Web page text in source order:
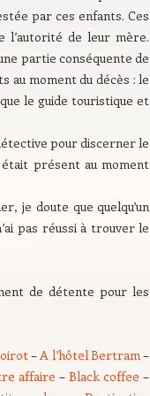
par ces enfants. Ces
de leur mère.
partie conséquente de
au moment du décès : le
le guide touristique et
pour discerner le
était présent au moment
je doute que quelqu’un
pas réussi à trouver le
de détente pour les
–A l’hôtel Bertram–
affaire –Black coffee –